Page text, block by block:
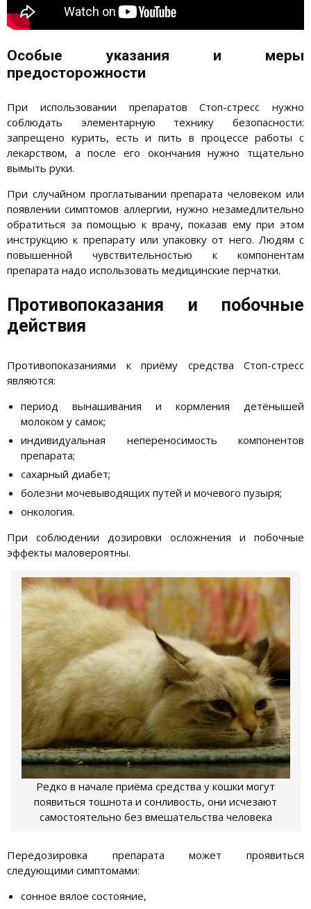
Особые указания и меры
предосторожности
При использовании препаратов Стоп-стресс нужно
соблюдать элементарную технику безопасности:
запрещено курить, есть и пить в процессе работы с
лекарством, а после его окончания нужно тщательно
вымыть руки.
При случайном проглатывании препарата человеком или
появлении симптомов аллергии, нужно незамедлительно
обратиться за помощью к врачу, показав ему при этом
инструкцию к препарату или упаковку от него. Людям с
повышенной чувствительностью к компонентам
препарата надо использовать медицинские перчатки.
Противопоказания и побочные
действия
Противопоказаниями к приёму средства Стоп-стресс
являются:
период вынашивания и кормления детёнышей
молоком у самок;
индивидуальная непереносимость компонентов
препарата;
сахарный диабет;
болезни мочевыводящих путей и мочевого пузыря;
онкология.
При соблюдении дозировки осложнения и побочные
эффекты маловероятны.
Редко в начале приёма средства у кошки могут
появиться тошнота и сонливость, они исчезают
самостоятельно без вмешательства человека
Передозировка препарата может проявиться
следующими симптомами:
сонное вялое состояние,